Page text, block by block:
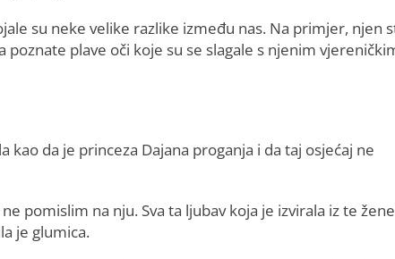
su neke velike razlike između nas. Na primjer, njen
plave oči koje su se slagale s njenim
da je princeza Dajana proganja i da taj osjećaj ne
pomislim na nju. Sva ta ljubav koja je izvirala iz te
je glumica.